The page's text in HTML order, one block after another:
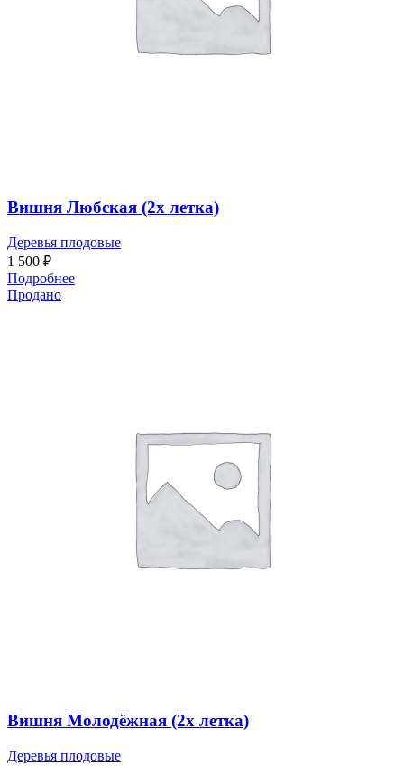
Вишня Любская (2х летка)
Деревья плодовые
1 500 ₽
Подробнее
Продано
Вишня Молодёжная (2х летка)
Деревья плодовые